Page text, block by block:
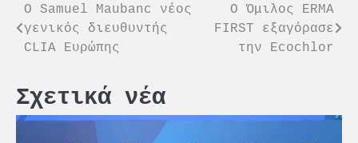
Πλοήγηση
άρθρων
O Samuel Maubanc νέος
γενικός διευθυντής
CLIA Ευρώπης
Ο Όμιλος ERMA
FIRST εξαγόρασε
την Ecochlor
Σχετικά νέα